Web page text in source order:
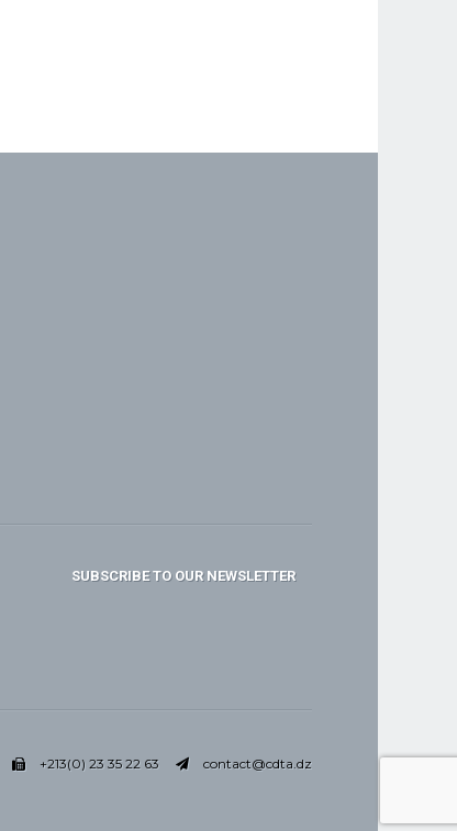
SUBSCRIBE TO OUR NEWSLETTER
+213(0) 23 35 22 63 contact@cdta.dz